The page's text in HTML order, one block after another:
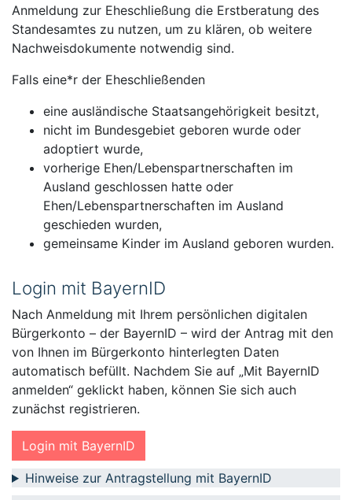
Anmeldung zur Eheschließung die Erstberatung des
Standesamtes zu nutzen, um zu klären, ob weitere
Nachweisdokumente notwendig sind.
Falls eine*r der Eheschließenden
eine ausländische Staatsangehörigkeit besitzt,
nicht im Bundesgebiet geboren wurde oder
adoptiert wurde,
vorherige Ehen/Lebenspartnerschaften im
Ausland geschlossen hatte oder
Ehen/Lebenspartnerschaften im Ausland
geschieden wurden,
gemeinsame Kinder im Ausland geboren wurden.
Login mit BayernID
Nach Anmeldung mit Ihrem persönlichen digitalen
Bürgerkonto – der BayernID – wird der Antrag mit den
von Ihnen im Bürgerkonto hinterlegten Daten
automatisch befüllt. Nachdem Sie auf „Mit BayernID
anmelden“ geklickt haben, können Sie sich auch
zunächst registrieren.
Login mit BayernID
Hinweise zur Antragstellung mit BayernID